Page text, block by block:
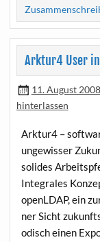
Arktur4 User
11. August 2008
hinterlassen
Arktur4 –
unge­wis­ser
soli­des
Inte­gra­les
openLDAP, ein
ner Sicht
odisch einen